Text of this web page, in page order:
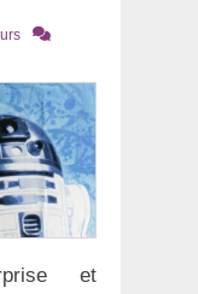
et